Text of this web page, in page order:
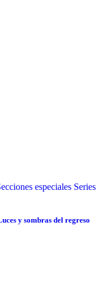
especiales Series
y sombras del regreso